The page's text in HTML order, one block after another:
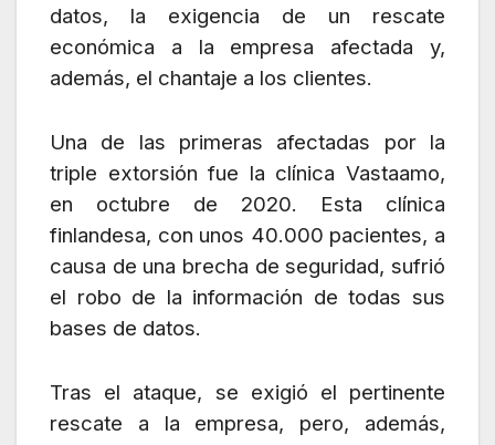
datos, la exigencia de un rescate
económica a la empresa afectada y,
además, el chantaje a los clientes.
Una de las primeras afectadas por la
triple extorsión fue la clínica Vastaamo,
en octubre de 2020. Esta clínica
finlandesa, con unos 40.000 pacientes, a
causa de una brecha de seguridad, sufrió
el robo de la información de todas sus
bases de datos.
Tras el ataque, se exigió el pertinente
rescate a la empresa, pero, además,